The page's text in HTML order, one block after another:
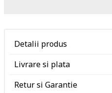
Detalii produs
Livrare si plata
Retur si Garantie